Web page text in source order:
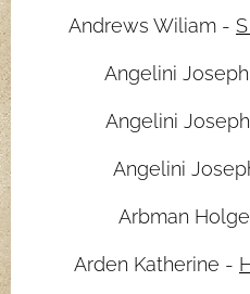
Andrews Wiliam -
Angelini
Angelini
Angelini
Arbman
Arden Katherine -